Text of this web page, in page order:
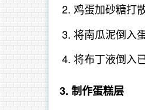
鸡蛋加砂糖打
将南瓜泥倒入
将布丁液倒入
3. 制作蛋糕层